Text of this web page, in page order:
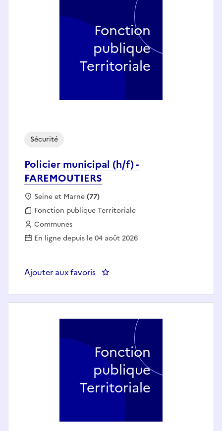
Policier municipal (h/f) -
FAREMOUTIERS
Sécurité
Localisation :
Seine et Marne(77)
Fonction publique :
Fonction publique Territoriale
Employeur :
Communes
En ligne depuis le 04 août 2026
Ajouter aux favoris : Policier municipal (h/f) -
Fonction
publique
Territoriale
Fonction
publique
Territoriale